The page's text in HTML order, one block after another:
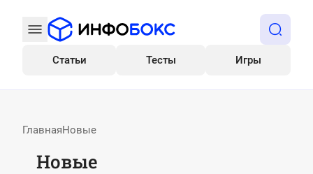
Статьи Тесты Игры
ГлавнаяНовые
Новые